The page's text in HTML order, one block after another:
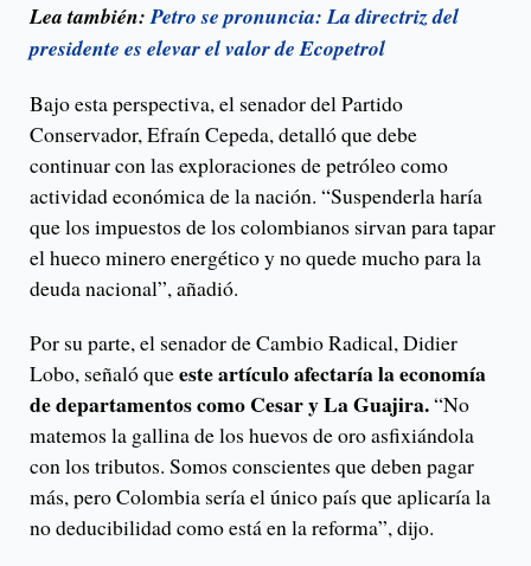
Lea también:Petro se pronuncia: La directriz del
presidente es elevar el valor de Ecopetrol
Bajo esta perspectiva, el senador del Partido
Conservador, Efraín Cepeda, detalló que debe
continuar con las exploraciones de petróleo como
actividad económica de la nación. “Suspenderla haría
que los impuestos de los colombianos sirvan para tapar
el hueco minero energético y no quede mucho para la
deuda nacional”, añadió.
Por su parte, el senador de Cambio Radical, Didier
Lobo, señaló queeste artículo afectaría la economía
de departamentos como Cesar y La Guajira.“No
matemos la gallina de los huevos de oro asfixiándola
con los tributos. Somos conscientes que deben pagar
más, pero Colombia sería el único país que aplicaría la
no deducibilidad como está en la reforma”, dijo.